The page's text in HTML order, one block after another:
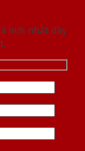
mới nhât đầy